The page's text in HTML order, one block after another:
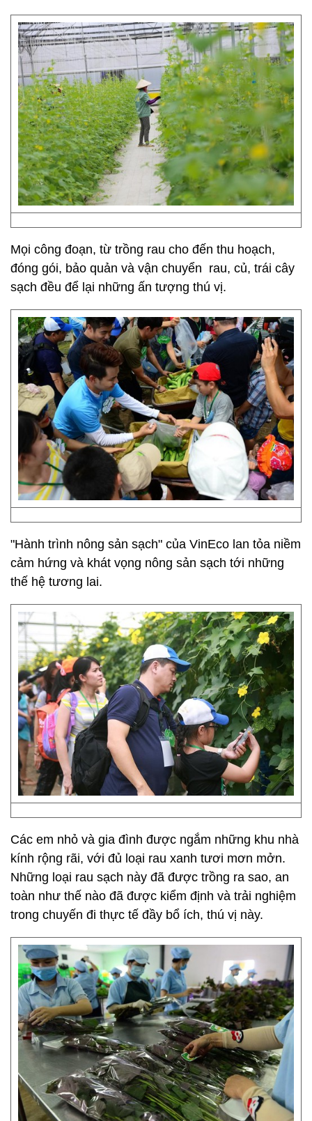
Mọi công đoạn, từ trồng rau cho đến thu hoạch,
đóng gói, bảo quản và vận chuyển rau, củ, trái cây
sạch đều để lại những ấn tượng thú vị.
"Hành trình nông sản sạch" của VinEco lan tỏa niềm
cảm hứng và khát vọng nông sản sạch tới những
thế hệ tương lai.
Các em nhỏ và gia đình được ngắm những khu nhà
kính rộng rãi, với đủ loại rau xanh tươi mơn mởn.
Những loại rau sạch này đã được trồng ra sao, an
toàn như thế nào đã được kiểm định và trải nghiệm
trong chuyến đi thực tế đầy bổ ích, thú vị này.